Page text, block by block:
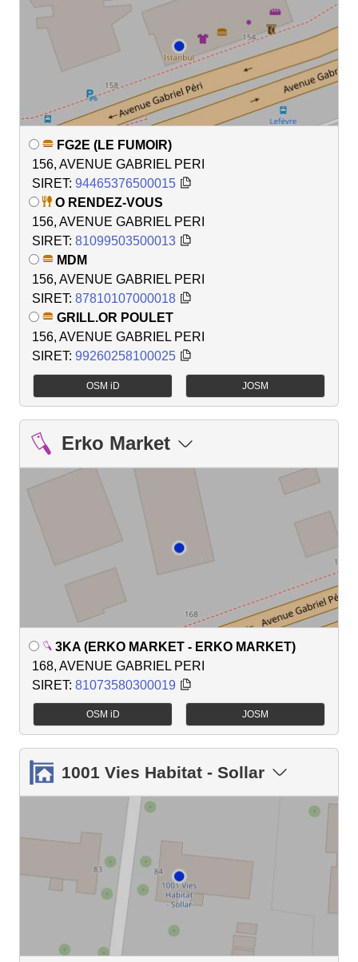
FG2E (LE FUMOIR)
156, AVENUE GABRIEL PERI
SIRET: 94465376500015
O RENDEZ-VOUS
156, AVENUE GABRIEL PERI
SIRET: 81099503500013
MDM
156, AVENUE GABRIEL PERI
SIRET: 87810107000018
GRILL.OR POULET
156, AVENUE GABRIEL PERI
SIRET: 99260258100025
OSM iD JOSM
Erko Market
3KA (ERKO MARKET - ERKO MARKET)
168, AVENUE GABRIEL PERI
SIRET: 81073580300019
OSM iD JOSM
1001 Vies Habitat - Sollar